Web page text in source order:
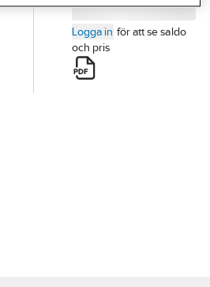
Logga in för att se saldo
och pris